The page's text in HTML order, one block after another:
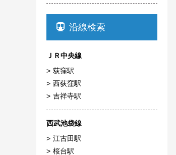
沿線検索
ＪＲ中央線
荻窪駅
西荻窪駅
吉祥寺駅
西武池袋線
江古田駅
桜台駅